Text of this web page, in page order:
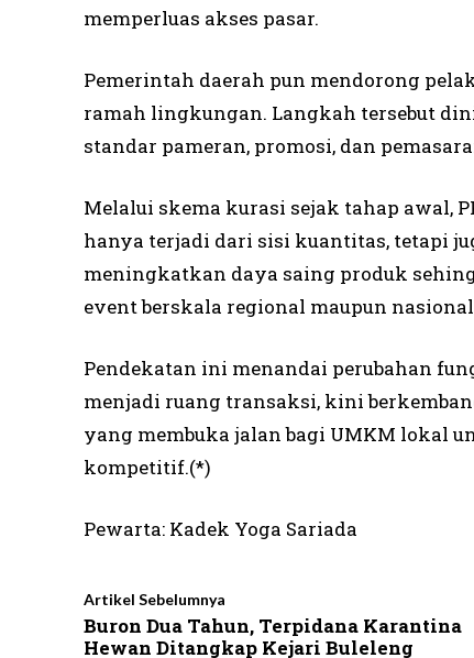
memperluas akses pasar.
Pemerintah daerah pun mendorong
ramah lingkungan. Langkah tersebut
standar pameran, promosi, dan
Melalui skema kurasi sejak tahap awal,
hanya terjadi dari sisi kuantitas, tetapi
meningkatkan daya saing produk
event berskala regional maupun
Pendekatan ini menandai perubahan
menjadi ruang transaksi, kini
yang membuka jalan bagi UMKM lokal
kompetitif.(*)
Pewarta: Kadek Yoga Sariada
Artikel Sebelumnya
Buron Dua Tahun, Terpidana Karantina
Hewan Ditangkap Kejari Buleleng